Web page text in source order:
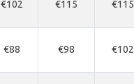
€102 €115 €115
€88 €98 €102